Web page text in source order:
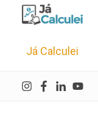
Já Calculei